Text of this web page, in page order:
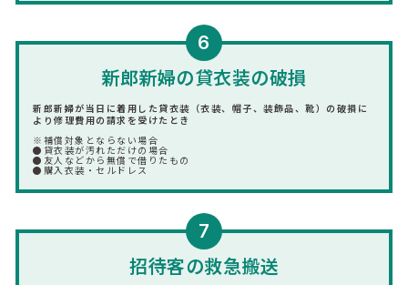
6
新郎新婦の貸衣装の破損
新郎新婦が当日に着用した貸衣装（衣装、帽子、装飾品、靴）の破損に
より修理費用の請求を受けたとき
※補償対象とならない場合
●貸衣装が汚れただけの場合
●友人などから無償で借りたもの
●購入衣装・セルドレス
7
招待客の救急搬送